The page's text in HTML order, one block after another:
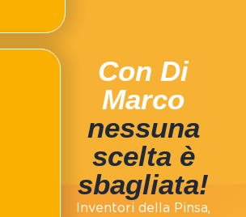
Con Di
Marco
nessuna
scelta è
sbagliata!
Inventori della Pinsa,